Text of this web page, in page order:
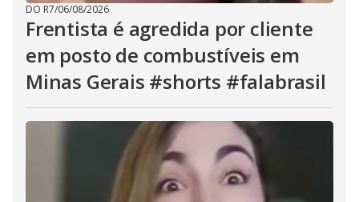
DO R7/06/08/2026
Frentista é agredida por cliente
em posto de combustíveis em
Minas Gerais #shorts #falabrasil